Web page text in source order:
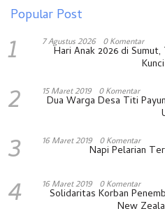
Popular Post
1 7 Agustus 2026 0 Komentar
Hari Anak 2026 di
2 15 Maret 2019 0 Komentar
Dua Warga Desa Titi
3 16 Maret 2019 0 Komentar
Napi Pelarian
4 16 Maret 2019 0 Komentar
Solidaritas Korban
New